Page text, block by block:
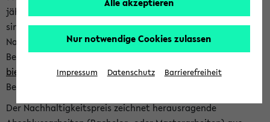
jährlich den Nachhaltigkeitspreis für Abschlussarbeiten. Sie
sind herzlich eingeladen sich mit Ihrer Abschlussarbeit beim
Nachhaltigkeitsbüro zu bewerben. Bitte nutzen Sie für Ihre
Bewerbung dieses Formular<https://formulare.uni-
bielefeld.de/frontend-server/form/provide/913/>. Die
Bewerbungsfrist endet am 30.09.2026.
Der Nachhaltigkeitspreis zeichnet herausragende
Nur notwendige Cookies zulassen
Impressum Datenschutz Barrierefreiheit